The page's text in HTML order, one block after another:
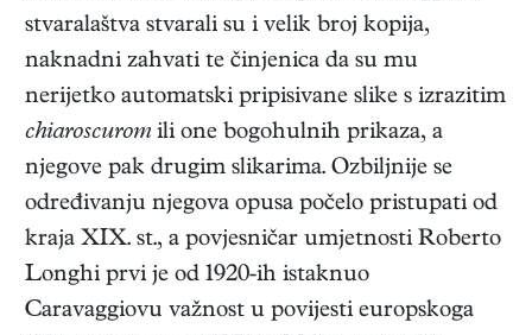
stvaralaštva stvarali su i velik broj kopija,
naknadni zahvati te činjenica da su mu
nerijetko automatski pripisivane slike s izrazitim
chiaroscuromili one bogohulnih prikaza, a
njegove pak drugim slikarima. Ozbiljnije se
određivanju njegova opusa počelo pristupati od
kraja XIX. st., a povjesničar umjetnosti Roberto
Longhi prvi je od 1920-ih istaknuo
Caravaggiovu važnost u povijesti europskoga